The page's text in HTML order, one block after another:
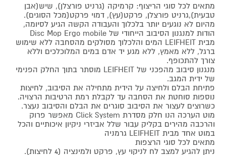
מתאים לכל סוגי הריצוף: קרמיקה (גרניט פורצלן), שיש(אבן
טבעית),גרניט פורצלן, פרקט(עץ), דמוי פרקט(מכל הסוגים).
מהיום לא נוגעים יותר בלכלוך והעבודה הקשה הגיע לסיומה,
הודות למנגנון הסיבוב הייחודי של Disc Mop Ergo mobile
מבית LEIFHEIT המים והלכלוך מסולקים מהסחבה ללא שימוש
ברגל, ללא מאמץ, ללא מגע יד אדם במים המלוכלכים וללא
צורך להתכופף.
מנגנון סיבוב מהפכני של LEIFHEIT מוסתר בתוך החלק הפנימי
של ידית המגב.
פתיחת הבלם ולחיצה על הידית מתחילה את הסיבוב, לחיצות
נוספות סוחטת את הסחבה עד לקבלת רמת הרטיבות הרצויה.
כשרוצים לעצור את הסיבוב סוגרים את הבלם והסיבוב נעצר.
מוט הערכה הנו חלק מסדרת Click System מאפשר פרוק
והרכבה מהירים בקליק עבור שלל אביזרי ניקיון איכותיים והכל
במוט אחד מבית LEIFHEIT גרמניה
מתאים לכל סוגי הרצפות
ניתן להגיע למצב לח לניקוי עץ, פרקט ולמינציה (4 לחיצות).